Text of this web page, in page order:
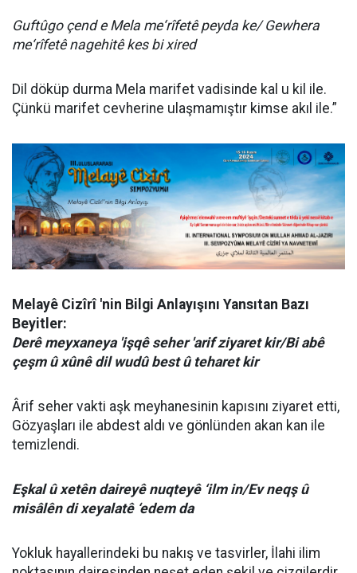
Guftûgo çend e Mela me‘rîfetê peyda ke/ Gewhera
me‘rîfetê nagehitê kes bi xired
Dil döküp durma Mela marifet vadisinde kal u kil ile.
Çünkü marifet cevherine ulaşmamıştır kimse akıl ile.”
Melayê Cizîrî 'nin Bilgi Anlayışını Yansıtan Bazı
Beyitler:
Derê meyxaneya 'işqê seher 'arif ziyaret kir/Bi abê
çeşm û xûnê dil wudû best û teharet kir
Ârif seher vakti aşk meyhanesinin kapısını ziyaret etti,
Gözyaşları ile abdest aldı ve gönlünden akan kan ile
temizlendi.
Eşkal û xetên daireyê nuqteyê ‘ilm in/Ev neqş û
misâlên di xeyalatê ‘edem da
Yokluk hayallerindeki bu nakış ve tasvirler, İlahi ilim